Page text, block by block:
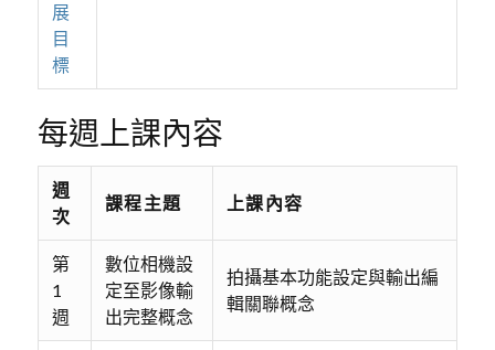
展
目
標
每週上課內容
週
次
課程主題 上課內容
第
1
週
數位相機設
定至影像輸
出完整概念
拍攝基本功能設定與輸出編
輯關聯概念